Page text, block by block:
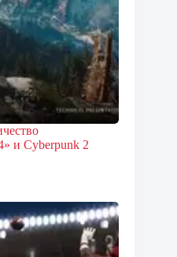
и Cyberpunk 2